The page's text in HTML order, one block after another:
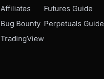
Affiliates
Bug Bounty
TradingView
Futures Guide
Perpetuals Guide